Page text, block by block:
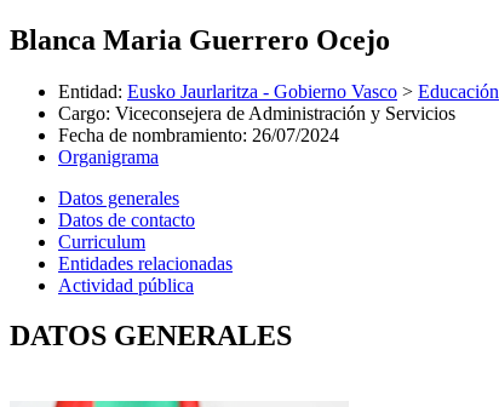
Blanca Maria Guerrero Ocejo
Entidad: Eusko Jaurlaritza - Gobierno Vasco > Educación
Cargo: Viceconsejera de Administración y Servicios
Fecha de nombramiento: 26/07/2024
Organigrama
Datos generales
Datos de contacto
Curriculum
Entidades relacionadas
Actividad pública
DATOS GENERALES